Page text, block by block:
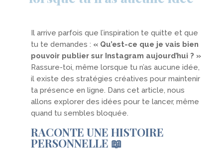
Il arrive parfois que l’inspiration te quitte et que
tu te demandes : « Qu’est-ce que je vais bien
pouvoir publier sur Instagram aujourd’hui ? »
Rassure-toi, même lorsque tu n’as aucune idée,
il existe des stratégies créatives pour maintenir
ta présence en ligne. Dans cet article, nous
allons explorer des idées pour te lancer, même
quand tu sembles bloquée.
RACONTE UNE HISTOIRE
PERSONNELLE 📖